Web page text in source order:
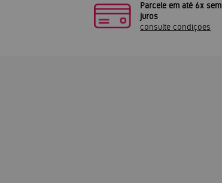
Parcele em até 6x sem
juros
consulte condiçoes